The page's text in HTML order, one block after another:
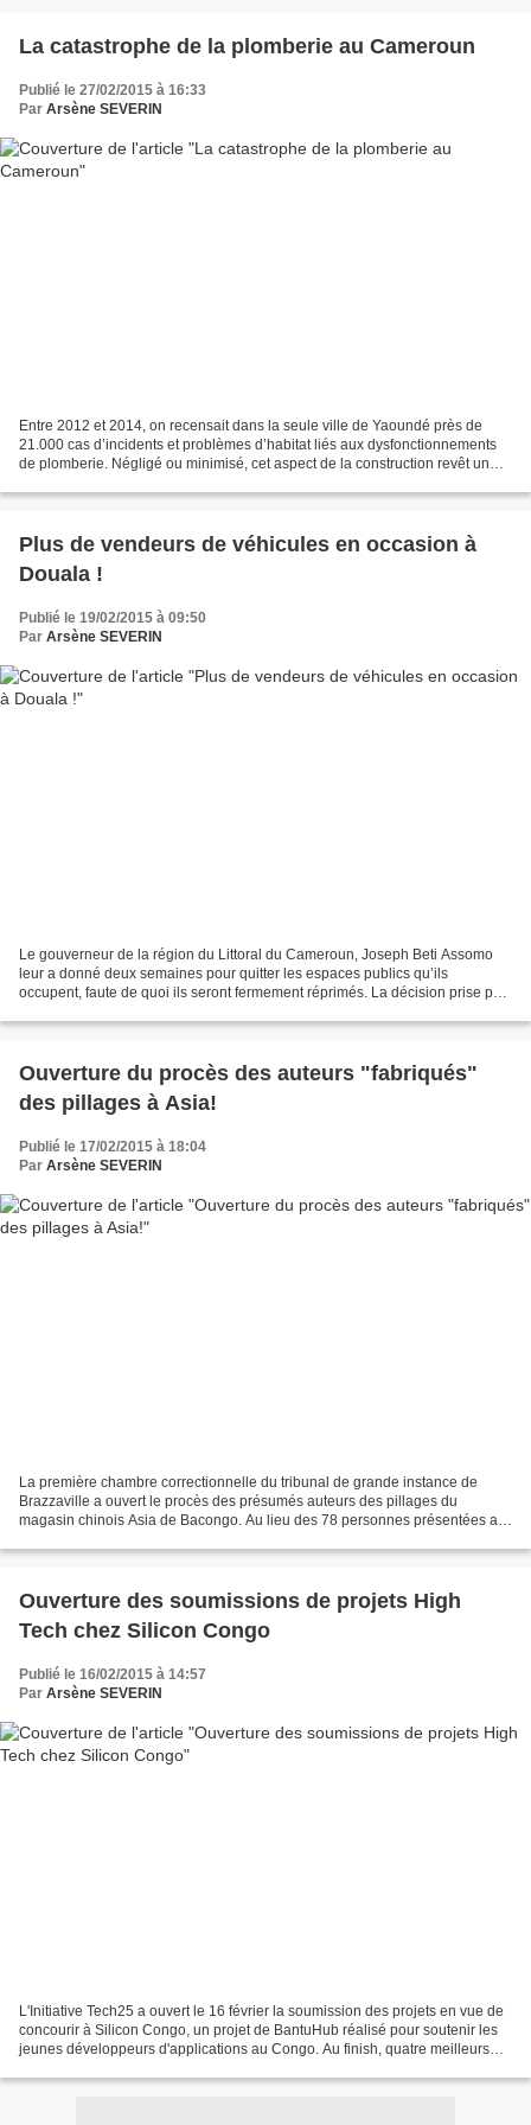
La catastrophe de la plomberie au Cameroun
Publié le 27/02/2015 à 16:33
Par Arsène SEVERIN
Entre 2012 et 2014, on recensait dans la seule ville de Yaoundé près de
21.000 cas d’incidents et problèmes d’habitat liés aux dysfonctionnements
de plomberie. Négligé ou minimisé, cet aspect de la construction revêt un
Plus de vendeurs de véhicules en occasion à
Douala !
Publié le 19/02/2015 à 09:50
Par Arsène SEVERIN
Le gouverneur de la région du Littoral du Cameroun, Joseph Beti Assomo
leur a donné deux semaines pour quitter les espaces publics qu’ils
occupent, faute de quoi ils seront fermement réprimés. La décision prise par
Ouverture du procès des auteurs "fabriqués"
des pillages à Asia!
Publié le 17/02/2015 à 18:04
Par Arsène SEVERIN
La première chambre correctionnelle du tribunal de grande instance de
Brazzaville a ouvert le procès des présumés auteurs des pillages du
magasin chinois Asia de Bacongo. Au lieu des 78 personnes présentées au
Ouverture des soumissions de projets High
Tech chez Silicon Congo
Publié le 16/02/2015 à 14:57
Par Arsène SEVERIN
L'Initiative Tech25 a ouvert le 16 février la soumission des projets en vue de
concourir à Silicon Congo, un projet de BantuHub réalisé pour soutenir les
jeunes développeurs d'applications au Congo. Au finish, quatre meilleurs